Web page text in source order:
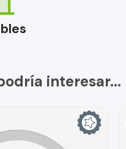
interesar...